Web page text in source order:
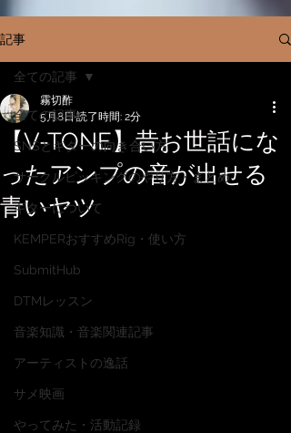
記事
全ての記事
SNSとギターの向き合い方
サークルピッキングのやり方・まとめ
ギターについて
KEMPERおすすめRig・使い方
SubmitHub
DTMレッスン
音楽知識・音楽関連記事
アーティストの逸話
サメ映画
やってみた・活動記録
全ての記事
【V-TONE】昔お世話にな
ったアンプの音が出せる
青いヤツ
霧切酢
5月8日読了時間: 2分